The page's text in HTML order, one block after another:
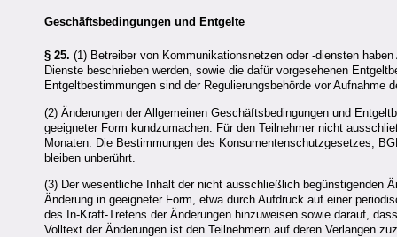
Geschäftsbedingungen und Entgelte
§ 25. (1) Betreiber von Kommunikationsnetzen oder -diensten
Dienste beschrieben werden, sowie die dafür vorgesehenen
Entgeltbestimmungen sind der Regulierungsbehörde vor
(2) Änderungen der Allgemeinen Geschäftsbedingungen und
geeigneter Form kundzumachen. Für den Teilnehmer nicht
Monaten. Die Bestimmungen des Konsumentenschutzgesetzes,
bleiben unberührt.
(3) Der wesentliche Inhalt der nicht ausschließlich begünstigenden
Änderung in geeigneter Form, etwa durch Aufdruck auf einer
des In-Kraft-Tretens der Änderungen hinzuweisen sowie darauf,
Volltext der Änderungen ist den Teilnehmern auf deren Verlangen